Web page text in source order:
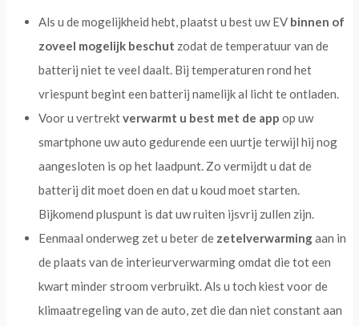
Als u de mogelijkheid hebt, plaatst u best uw EV binnen of
zoveel mogelijk beschut zodat de temperatuur van de
batterij niet te veel daalt. Bij temperaturen rond het
vriespunt begint een batterij namelijk al licht te ontladen.
Voor u vertrektverwarmt u best met de app op uw
smartphone uw auto gedurende een uurtje terwijl hij nog
aangesloten is op het laadpunt. Zo vermijdt u dat de
batterij dit moet doen en dat u koud moet starten.
Bijkomend pluspunt is dat uw ruiten ijsvrij zullen zijn.
Eenmaal onderweg zet u beter de zetelverwarmingaan in
de plaats van de interieurverwarming omdat die tot een
kwart minder stroom verbruikt. Als u toch kiest voor de
klimaatregeling van de auto, zet die dan niet constant aan